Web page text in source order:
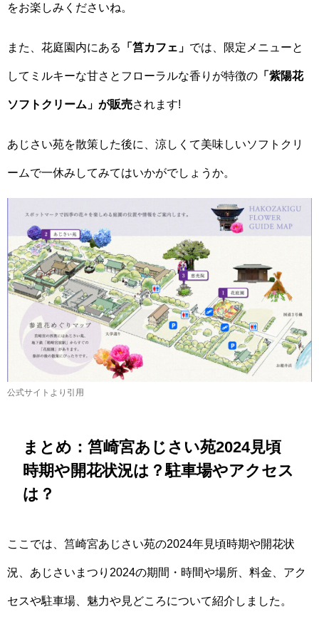
をお楽しみくださいね。
また、花庭園内にある 「筥カフェ」 では、限定メニューと
してミルキーな甘さとフローラルな香りが特徴の 「紫陽花
ソフトクリーム」が販売されます!
あじさい苑を散策した後に、涼しくて美味しいソフトクリ
ームで一休みしてみてはいかがでしょうか。
公式サイトより引用
まとめ：筥崎宮あじさい苑2024見頃
時期や開花状況は？駐車場やアクセス
は？
ここでは、筥崎宮あじさい苑の2024年見頃時期や開花状
況、あじさいまつり2024の期間・時間や場所、料金、アク
セスや駐車場、魅力や見どころについて紹介しました。